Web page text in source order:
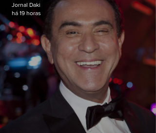
Jornal Daki
há 19 horas